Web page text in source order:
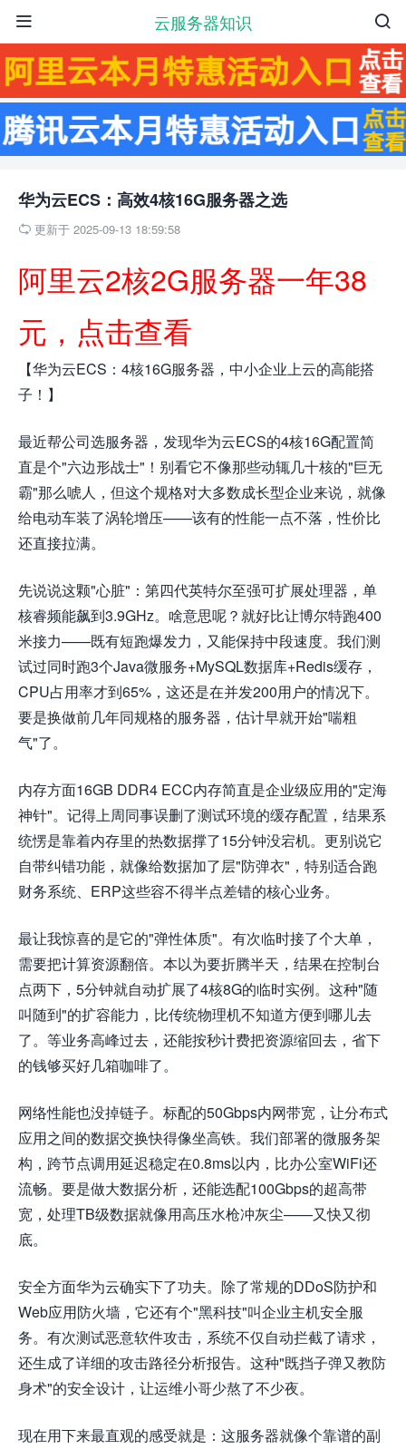
云服务器知识 

华为云ECS：高效4核16G服务器之选
 更新于 2025-09-13 18:59:58
阿里云2核2G服务器一年38
元，点击查看
【华为云ECS：4核16G服务器，中小企业上云的高能搭
子！】
最近帮公司选服务器，发现华为云ECS的4核16G配置简
直是个"六边形战士"！别看它不像那些动辄几十核的"巨无
霸"那么唬人，但这个规格对大多数成长型企业来说，就像
给电动车装了涡轮增压——该有的性能一点不落，性价比
还直接拉满。
先说说这颗"心脏"：第四代英特尔至强可扩展处理器，单
核睿频能飙到3.9GHz。啥意思呢？就好比让博尔特跑400
米接力——既有短跑爆发力，又能保持中段速度。我们测
试过同时跑3个Java微服务+MySQL数据库+Redis缓存，
CPU占用率才到65%，这还是在并发200用户的情况下。
要是换做前几年同规格的服务器，估计早就开始"喘粗
气"了。
内存方面16GB DDR4 ECC内存简直是企业级应用的"定海
神针"。记得上周同事误删了测试环境的缓存配置，结果系
统愣是靠着内存里的热数据撑了15分钟没宕机。更别说它
自带纠错功能，就像给数据加了层"防弹衣"，特别适合跑
财务系统、ERP这些容不得半点差错的核心业务。
最让我惊喜的是它的"弹性体质"。有次临时接了个大单，
需要把计算资源翻倍。本以为要折腾半天，结果在控制台
点两下，5分钟就自动扩展了4核8G的临时实例。这种"随
叫随到"的扩容能力，比传统物理机不知道方便到哪儿去
了。等业务高峰过去，还能按秒计费把资源缩回去，省下
的钱够买好几箱咖啡了。
网络性能也没掉链子。标配的50Gbps内网带宽，让分布式
应用之间的数据交换快得像坐高铁。我们部署的微服务架
构，跨节点调用延迟稳定在0.8ms以内，比办公室WiFi还
流畅。要是做大数据分析，还能选配100Gbps的超高带
宽，处理TB级数据就像用高压水枪冲灰尘——又快又彻
底。
安全方面华为云确实下了功夫。除了常规的DDoS防护和
Web应用防火墙，它还有个"黑科技"叫企业主机安全服
务。有次测试恶意软件攻击，系统不仅自动拦截了请求，
还生成了详细的攻击路径分析报告。这种"既挡子弹又教防
身术"的安全设计，让运维小哥少熬了不少夜。
现在用下来最直观的感受就是：这服务器就像个靠谱的副